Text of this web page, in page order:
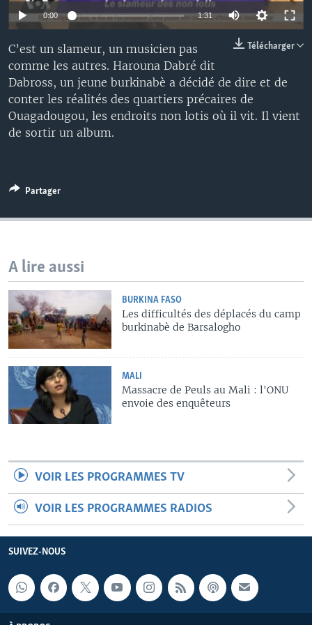
0:00 1:31
Télécharger
C’est un slameur, un musicien pas
comme les autres. Harouna Dabré dit
Dabross, un jeune burkinabè a décidé de dire et de
conter les réalités des quartiers précaires de
Ouagadougou, les endroits non lotis où il vit. Il vient
de sortir un album.
Partager
A lire aussi
BURKINA FASO
Les difficultés des déplacés du camp
burkinabè de Barsalogho
MALI
Massacre de Peuls au Mali : l'ONU
envoie des enquêteurs
VOIR LES PROGRAMMES TV
VOIR LES PROGRAMMES RADIOS
SUIVEZ-NOUS